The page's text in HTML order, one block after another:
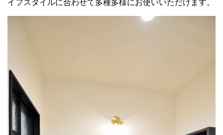
イフスタイルに合わせて多種多様にお使いいただけます。